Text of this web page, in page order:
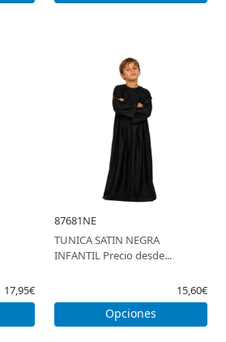
17,95€
87681NE
TUNICA SATIN NEGRA
INFANTIL Precio desde...
15,60€
Opciones